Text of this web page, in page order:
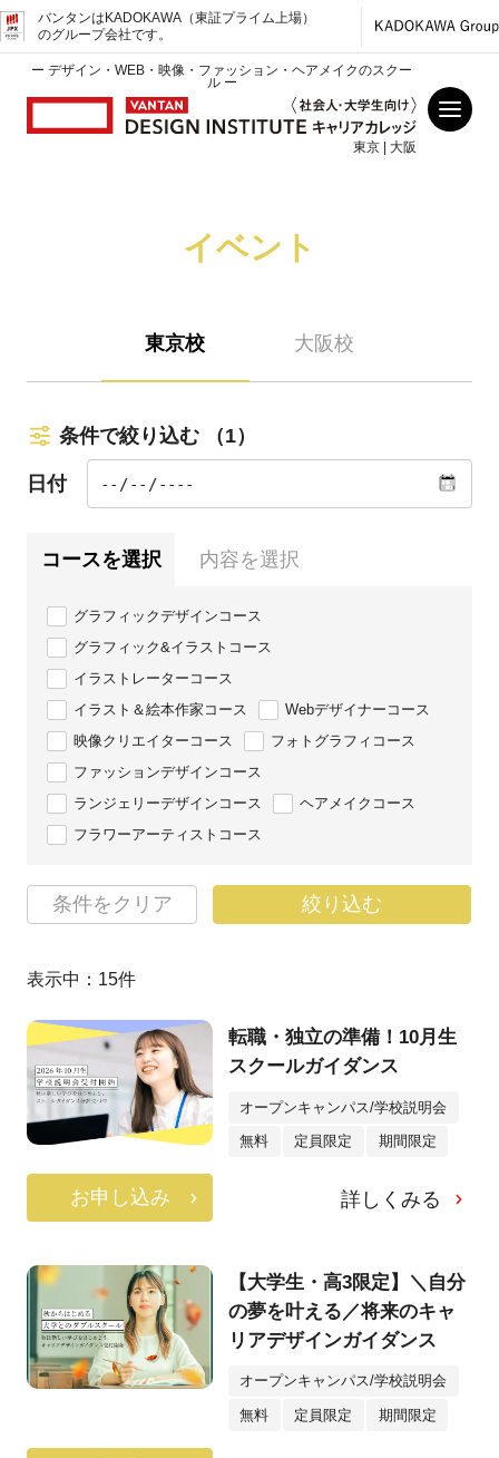
バンタンはKADOKAWA（東証プライム上場）
のグループ会社です。
ー デザイン・WEB・映像・ファッション・ヘアメイクのスクー
ル ー
東京 | 大阪
イベント
東京校 大阪校
条件で絞り込む （1）
日付
コースを選択 内容を選択
グラフィックデザインコース
グラフィック&イラストコース
イラストレーターコース
イラスト＆絵本作家コース
Webデザイナーコース
映像クリエイターコース
フォトグラフィコース
ファッションデザインコース
ランジェリーデザインコース
ヘアメイクコース
フラワーアーティストコース
条件をクリア 絞り込む
表示中： 15件
転職・独立の準備！10月生
スクールガイダンス
オープンキャンパス/学校説明会
無料 定員限定 期間限定
お申し込み 詳しくみる
【大学生・高3限定】＼自分
の夢を叶える／将来のキャ
リアデザインガイダンス
オープンキャンパス/学校説明会
無料 定員限定 期間限定